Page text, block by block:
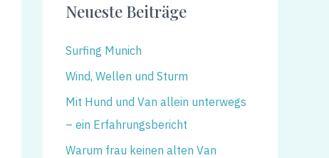
Neueste Beiträge
Surfing Munich
Wind, Wellen und Sturm
Mit Hund und Van allein unterwegs
– ein Erfahrungsbericht
Warum frau keinen alten Van